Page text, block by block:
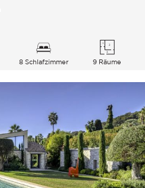
8 Schlafzimmer 9 Räume